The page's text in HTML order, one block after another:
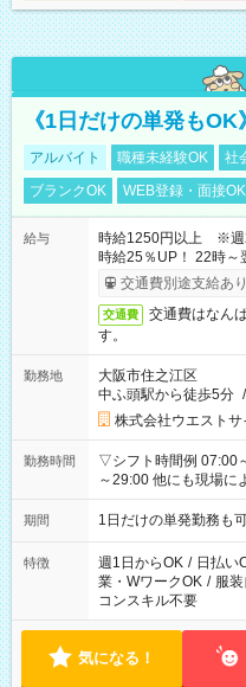
《1日だけの単発も
アルバイト 職種未経験OK 社
ブランクOK
WEB登録・面接OK
給与
時給1250円以上 ※週
時給25％UP！ 22時～
交通費別途支給あり
交通費
交通費はなん
す。
勤務地
大阪市住之江区
中ふ頭駅から徒歩5分 /
株式会社ウエスト
勤務時間
▽シフト時間例 07:00～10:00 09:00～17:00 13:00～17:00 22:00
～29:00 他にも現場によってシフトは色々ございます☆彡 案件
次第では午前中で終わ
期間 1日だけの単発勤務も
特徴 週1日からOK / 日払い
業・WワークOK / 服
コンスキル不要
気になる！